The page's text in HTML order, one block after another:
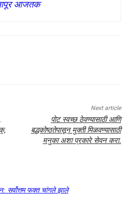
आजतक
Next article
पोट स्वच्छ ठेवण्यासाठी आणि
बद्धकोष्ठतेपासून मुक्ती मिळवण्यासाठी
मनुका अशा प्रकारे सेवन करा.
सर्वोत्तम फक्त चांगले झाले